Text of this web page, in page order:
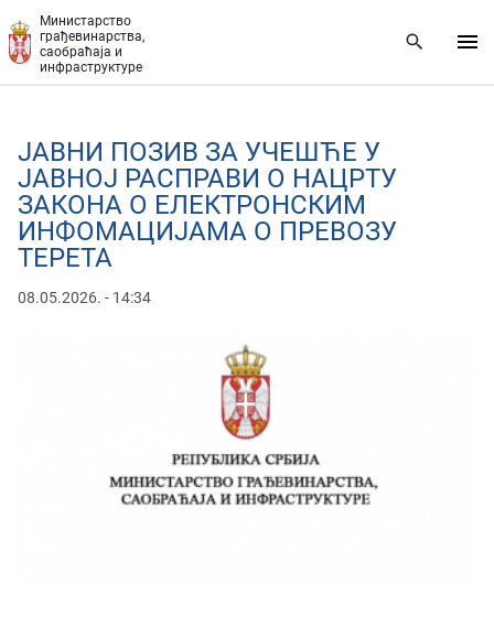
Министарство
грађевинарства,
саобраћаја и
инфраструктуре
ЈАВНИ ПОЗИВ ЗА УЧЕШЋЕ У
ЈАВНОЈ РАСПРАВИ О НАЦРТУ
ЗАКОНА О ЕЛЕКТРОНСКИМ
ИНФОМАЦИЈАМА О ПРЕВОЗУ
ТЕРЕТА
08.05.2026. - 14:34